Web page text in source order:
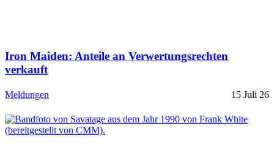
Iron Maiden: Anteile an Verwertungsrechten
verkauft
Meldungen 15 Juli 26